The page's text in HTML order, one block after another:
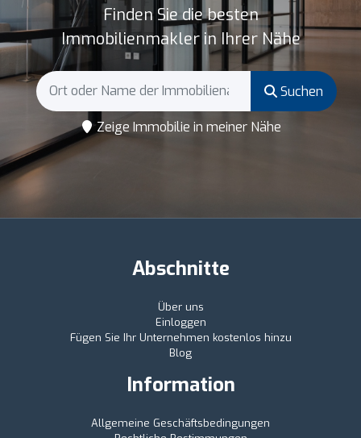
Finden Sie die besten
Immobilienmakler in Ihrer Nähe
Suchen
Zeige Immobilie in meiner Nähe
Abschnitte
Über uns
Einloggen
Fügen Sie Ihr Unternehmen kostenlos hinzu
Blog
Information
Allgemeine Geschäftsbedingungen